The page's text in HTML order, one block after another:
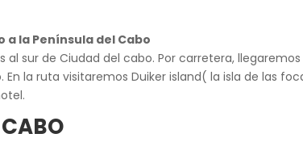
a la Península del Cabo
al sur de Ciudad del cabo. Por carretera,
En la ruta visitaremos Duiker island( la isla de las